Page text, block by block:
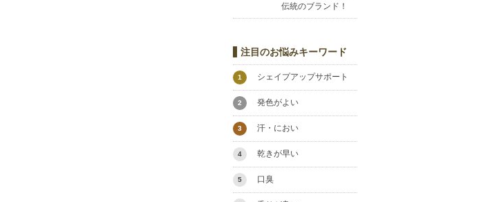
伝統のブランド！
注目のお悩みキーワード
1 シェイプアップサポート
2 発色がよい
3 汗・におい
4 乾きが早い
5 口臭